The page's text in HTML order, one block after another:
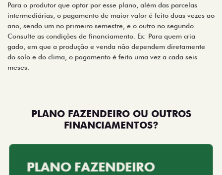
Para o produtor que optar por esse plano, além das parcelas
intermediárias, o pagamento de maior valor é feito duas vezes ao
ano, sendo um no primeiro semestre, e o outro no segundo.
Consulte as condições de financiamento. Ex: Para quem cria
gado, em que a produção e venda não dependem diretamente
do solo e do clima, o pagamento é feito uma vez a cada seis
meses.
PLANO FAZENDEIRO OU OUTROS
FINANCIAMENTOS?